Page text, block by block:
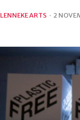
LENNEKE ARTS · 2